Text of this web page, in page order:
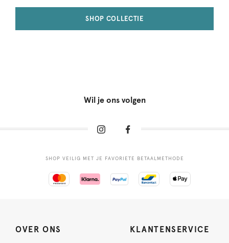
SHOP COLLECTIE
Wil je ons volgen
SHOP VEILIG MET JE FAVORIETE BETAALMETHODE
OVER ONS KLANTENSERVICE